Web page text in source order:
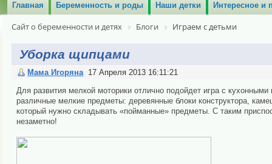
Главная Беременность и роды Наши детки Интересное и
Сайт о беременности и детях Блоги Играем с детьми
Уборка щипцами
Мама Игоряна 17 Апреля 2013 16:11:21
Для развития мелкой моторики отлично подойдет игра с
различные мелкие предметы: деревянные блоки конструктора,
который нужно складывать «пойманные» предметы. С таким
незаметно!